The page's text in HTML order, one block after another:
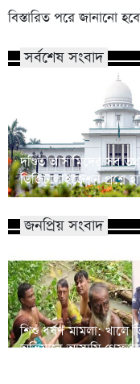
বিস্তারিত পরে জানানো
সর্বশেষ সংবাদ
দণ্ডিত আসামিদের সব
ডিজিটালাইজেশন প্রশ্নে
জনপ্রিয় সংবাদ
শিশু ধর্ষণ মামলা: খালে
অভিযানে আসামি